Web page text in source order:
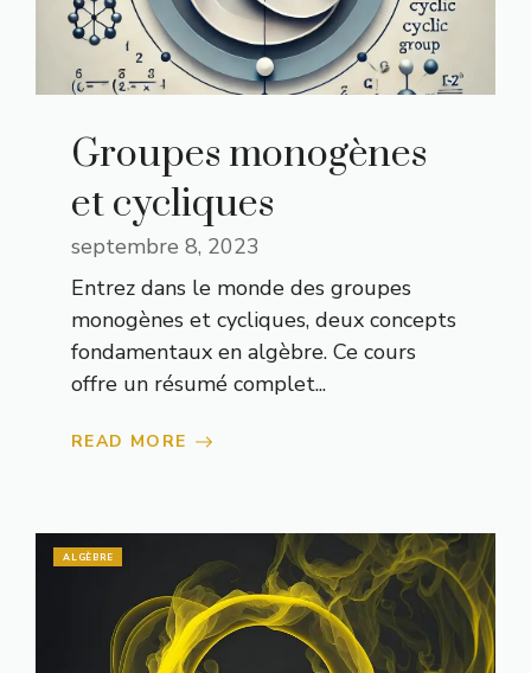
Groupes monogènes
et cycliques
septembre 8, 2023
Entrez dans le monde des groupes
monogènes et cycliques, deux concepts
fondamentaux en algèbre. Ce cours
offre un résumé complet...
READ MORE
ALGÈBRE